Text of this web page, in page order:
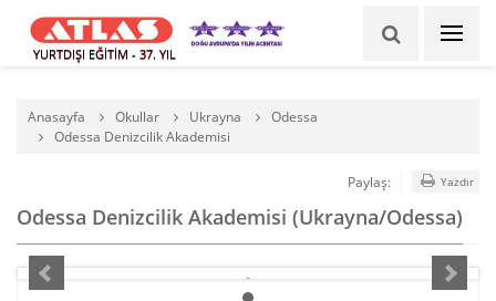
YURTDIŞI EĞİTİM - 37. YIL
Anasayfa Okullar Ukrayna
Odessa
Odessa Denizcilik Akademisi
Odessa Denizcilik Akademisi (Ukrayna/Odessa)
Paylaş: Yazdır